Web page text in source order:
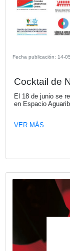
Mapfre
“El Auto
La
la revista
lanzados en
CESVI cumple